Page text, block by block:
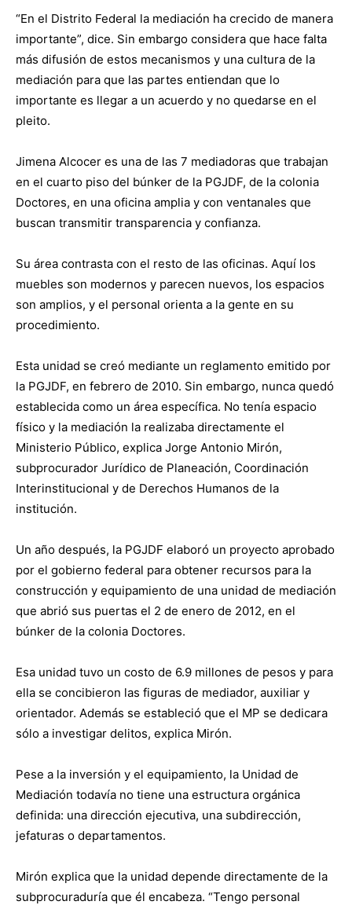
“En el Distrito Federal la mediación ha crecido de manera
importante”, dice. Sin embargo considera que hace falta
más difusión de estos mecanismos y una cultura de la
mediación para que las partes entiendan que lo
importante es llegar a un acuerdo y no quedarse en el
pleito.
Jimena Alcocer es una de las 7 mediadoras que trabajan
en el cuarto piso del búnker de la PGJDF, de la colonia
Doctores, en una oficina amplia y con ventanales que
buscan transmitir transparencia y confianza.
Su área contrasta con el resto de las oficinas. Aquí los
muebles son modernos y parecen nuevos, los espacios
son amplios, y el personal orienta a la gente en su
procedimiento.
Esta unidad se creó mediante un reglamento emitido por
la PGJDF, en febrero de 2010. Sin embargo, nunca quedó
establecida como un área específica. No tenía espacio
físico y la mediación la realizaba directamente el
Ministerio Público, explica Jorge Antonio Mirón,
subprocurador Jurídico de Planeación, Coordinación
Interinstitucional y de Derechos Humanos de la
institución.
Un año después, la PGJDF elaboró un proyecto aprobado
por el gobierno federal para obtener recursos para la
construcción y equipamiento de una unidad de mediación
que abrió sus puertas el 2 de enero de 2012, en el
búnker de la colonia Doctores.
Esa unidad tuvo un costo de 6.9 millones de pesos y para
ella se concibieron las figuras de mediador, auxiliar y
orientador. Además se estableció que el MP se dedicara
sólo a investigar delitos, explica Mirón.
Pese a la inversión y el equipamiento, la Unidad de
Mediación todavía no tiene una estructura orgánica
definida: una dirección ejecutiva, una subdirección,
jefaturas o departamentos.
Mirón explica que la unidad depende directamente de la
subprocuraduría que él encabeza. “Tengo personal